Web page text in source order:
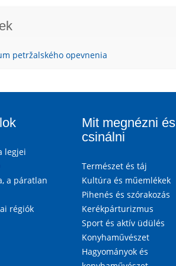
petržalského opevnenia
legjei
a páratlan
régiók
Mit megnézni és
csinálni
Természet és táj
Kultúra és műemlékek
Pihenés és szórakozás
Kerékpárturizmus
Sport és aktív üdülés
Konyhaművészet
Hagyományok és